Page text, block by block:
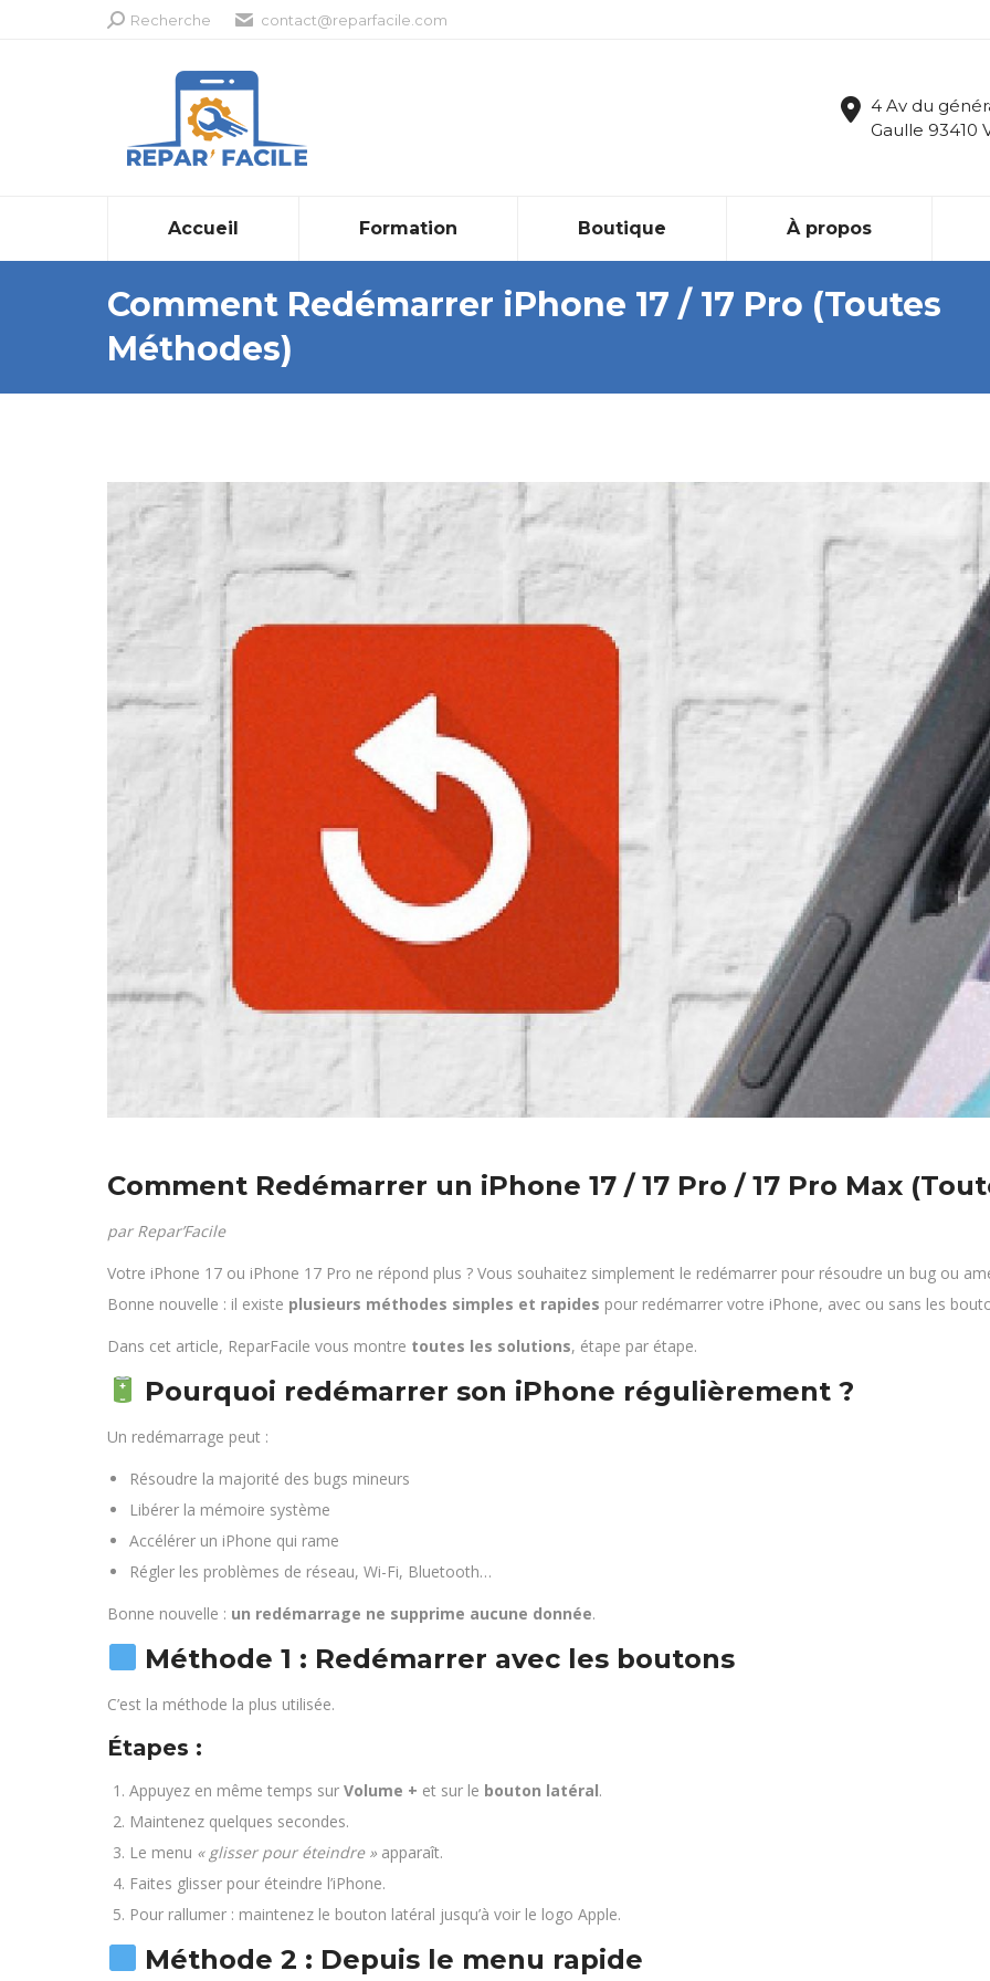
Recherche
Recherche contact@reparfacile.com
4 Av du
Gaulle 93410
Accueil Formation Boutique À propos
Comment Redémarrer iPhone 17 / 17 Pro (Toutes
Méthodes)
Comment Redémarrer un iPhone 17 / 17 Pro / 17 Pro Max
par Repar’Facile
Votre iPhone 17 ou iPhone 17 Pro ne répond plus ? Vous souhaitez simplement le redémarrer pour résoudre un bug ou
Bonne nouvelle : il existe plusieurs méthodes simples et rapides pour redémarrer votre iPhone, avec ou sans les
Dans cet article, ReparFacile vous montre toutes les solutions, étape par étape.
Pourquoi redémarrer son iPhone régulièrement ?
Un redémarrage peut :
Résoudre la majorité des bugs mineurs
Libérer la mémoire système
Accélérer un iPhone qui rame
Régler les problèmes de réseau, Wi-Fi, Bluetooth…
Bonne nouvelle : un redémarrage ne supprime aucune donnée.
Méthode 1 : Redémarrer avec les boutons
C’est la méthode la plus utilisée.
Étapes :
Appuyez en même temps sur Volume + et sur le bouton latéral.
Maintenez quelques secondes.
Le menu « glisser pour éteindre » apparaît.
Faites glisser pour éteindre l’iPhone.
Pour rallumer : maintenez le bouton latéral jusqu’à voir le logo Apple.
Méthode 2 : Depuis le menu rapide